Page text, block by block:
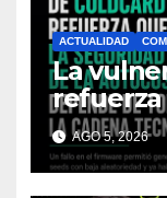
ACTUALIDAD
La
la
toda la
afirma
AGO 5, 2026